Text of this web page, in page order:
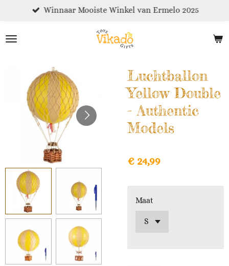
naar
Winnaar Mooiste Winkel van Ermelo 2025
Luchtballon
Yellow Double
- Authentic
Models
€ 24,99
Maat